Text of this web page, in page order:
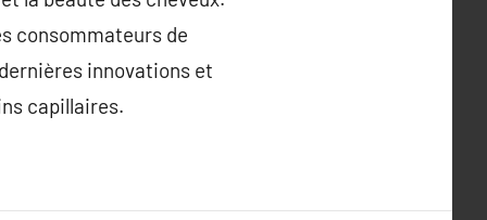
consommateurs de
innovations et
capillaires.